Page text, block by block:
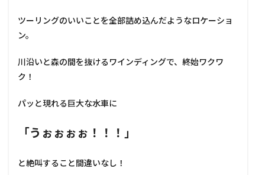
ツーリングのいいことを全部詰め込んだようなロケーショ
ン。
川沿いと森の間を抜けるワインディングで、終始ワクワ
ク！
パッと現れる巨大な水車に
「うぉぉぉぉ！！！」
と絶叫すること間違いなし！